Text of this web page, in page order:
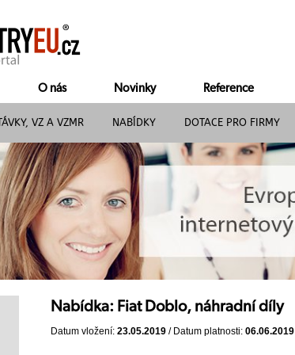
O nás Novinky Reference
VZ A VZMR NABÍDKY DOTACE PRO FIRMY
Nabídka: Fiat Doblo, náhradní díly
Datum vložení: 23.05.2019 / Datum platnosti: 06.06.2019